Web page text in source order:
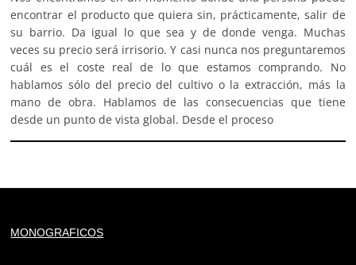
encontrar el producto que quiera sin, prácticamente, salir de
su barrio. Da igual lo que sea y de donde venga. Muchas
veces su precio será irrisorio. Y casi nunca nos preguntaremos
cuál es el coste real de lo que estamos comprando. No
hablamos sólo del precio del cultivo o la extracción, más la
mano de obra. Hablamos de las consecuencias que tiene
desde un punto de vista global. Desde el proceso
MONOGRAFICOS
of type string is deprecated in